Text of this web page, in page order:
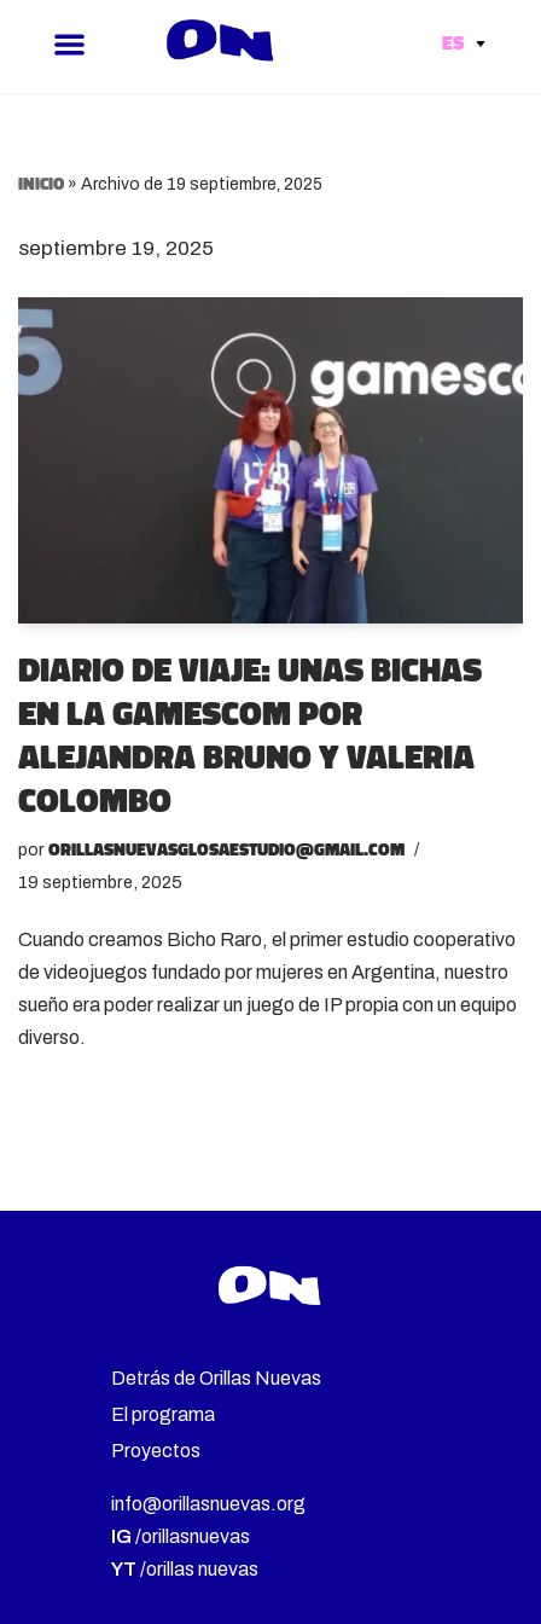
ES
Inicio » Archivo de 19 septiembre, 2025
septiembre 19, 2025
Diario de viaje: Unas Bichas
en la Gamescom por
Alejandra Bruno y Valeria
Colombo
pororillasnuevasglosaestudio@gmail.com
19 septiembre, 2025
Cuando creamos Bicho Raro, el primer estudio cooperativo
de videojuegos fundado por mujeres en Argentina, nuestro
sueño era poder realizar un juego de IP propia con un equipo
diverso.
Detrás de Orillas Nuevas
El programa
Proyectos
info@orillasnuevas.org
IG /orillasnuevas
YT /orillas nuevas